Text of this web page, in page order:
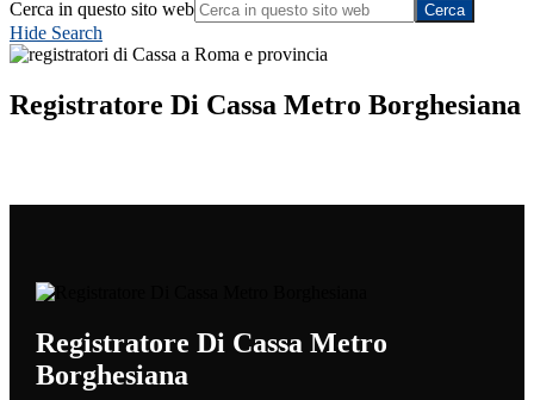
Cerca in questo sito web
Hide Search
Registratore Di Cassa Metro Borghesiana
Registratore Di Cassa Metro
Borghesiana